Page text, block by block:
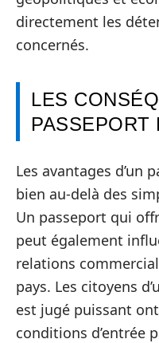
directement les
concernés.
LES
PASSEPORT
Les avantages d’un
bien au-delà des
Un passeport qui
peut également
relations
pays. Les citoyens
est jugé puissant
conditions d’entrée